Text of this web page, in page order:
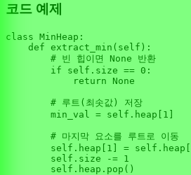
코드 예제
class MinHeap :
def
extract_min ( self ):
# 빈 힙이면 None 반환
if
self .size == 0 :
return
None
# 루트(최솟값) 저장
        min_val =
self .heap[ 1
# 마지막 요소를 루트로 이동
self .heap[ 1 ] = self .heap[
self .size -= 1
self .heap.pop()